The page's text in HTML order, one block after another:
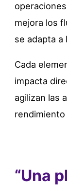
mejora los
se adapta
Cada
impacta
agilizan las
“Una